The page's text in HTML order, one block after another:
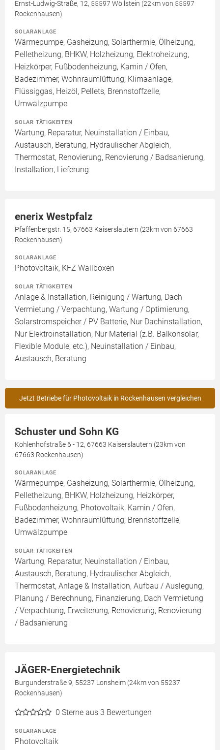
Ernst-Ludwig-Straße, 12, 55597 Wöllstein (22km von 55597
Rockenhausen)
SOLARANLAGE
Wärmepumpe, Gasheizung, Solarthermie, Ölheizung,
Pelletheizung, BHKW, Holzheizung, Elektroheizung,
Heizkörper, Fußbodenheizung, Kamin / Ofen,
Badezimmer, Wohnraumlüftung, Klimaanlage,
Flüssiggas, Heizöl, Pellets, Brennstoffzelle,
Umwälzpumpe
SOLAR TÄTIGKEITEN
Wartung, Reparatur, Neuinstallation / Einbau,
Austausch, Beratung, Hydraulischer Abgleich,
Thermostat, Renovierung, Renovierung / Badsanierung,
Installation, Lieferung
enerix Westpfalz
Pfaffenbergstr. 15, 67663 Kaiserslautern (23km von 67663
Rockenhausen)
SOLARANLAGE
Photovoltaik, KFZ Wallboxen
SOLAR TÄTIGKEITEN
Anlage & Installation, Reinigung / Wartung, Dach
Vermietung / Verpachtung, Wartung / Optimierung,
Solarstromspeicher / PV Batterie, Nur Dachinstallation,
Nur Elektroinstallation, Nur Material (z.B. Balkonsolar,
Flexible Module, etc.), Neuinstallation / Einbau,
Austausch, Beratung
Jetzt Betriebe für Photovoltaik in Rockenhausen vergleichen
Schuster und Sohn KG
Kohlenhofstraße 6 - 12, 67663 Kaiserslautern (23km von
67663 Rockenhausen)
SOLARANLAGE
Wärmepumpe, Gasheizung, Solarthermie, Ölheizung,
Pelletheizung, BHKW, Holzheizung, Heizkörper,
Fußbodenheizung, Photovoltaik, Kamin / Ofen,
Badezimmer, Wohnraumlüftung, Brennstoffzelle,
Umwälzpumpe
SOLAR TÄTIGKEITEN
Wartung, Reparatur, Neuinstallation / Einbau,
Austausch, Beratung, Hydraulischer Abgleich,
Thermostat, Anlage & Installation, Aufbau / Auslegung,
Planung / Berechnung, Finanzierung, Dach Vermietung
/ Verpachtung, Erweiterung, Renovierung, Renovierung
/ Badsanierung
JÄGER-Energietechnik
Burgunderstraße 9, 55237 Lonsheim (24km von 55237
Rockenhausen)
0 Sterne aus 3 Bewertungen
SOLARANLAGE
Photovoltaik